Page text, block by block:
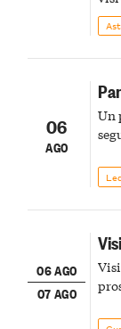
06
AGO
Un
06 AGO
07 AGO